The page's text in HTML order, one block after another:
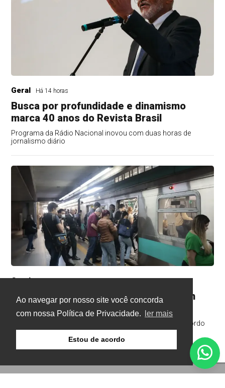
Ao navegar por nosso site você concorda
com nossa Política de Privacidade.
ler mais
Estou de acordo
Geral Há 14 horas
Busca por profundidade e dinamismo
marca 40 anos do Revista Brasil
Programa da Rádio Nacional inovou com duas horas de
jornalismo diário
Geral
Termina a greve nas linhas de trens em
São Paulo
Sindicato mantém estado de greve para acompanhar acordo